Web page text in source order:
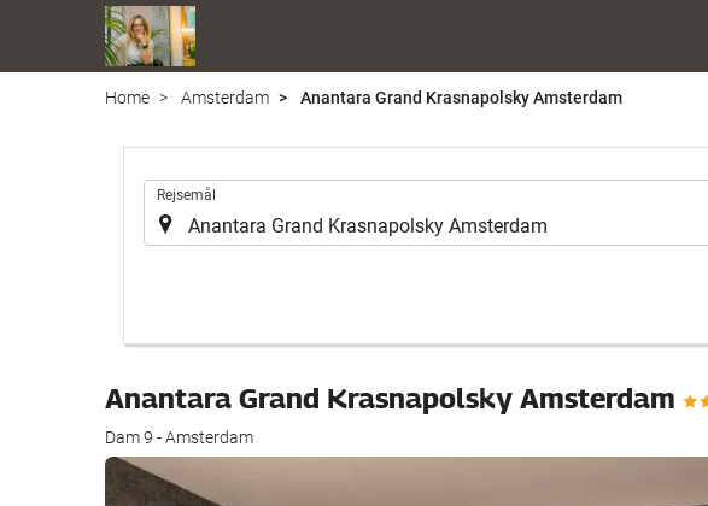
Home Amsterdam Anantara Grand Krasnapolsky Amsterdam
Rejsemål
Anantara Grand Krasnapolsky Amsterdam
Dam 9 - Amsterdam